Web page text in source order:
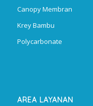
Canopy Membran
Krey Bambu
Polycarbonate
AREA LAYANAN